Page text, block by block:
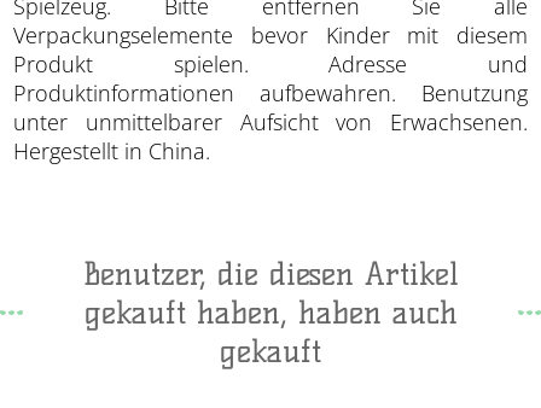
Verpackungselemente bevor Kinder mit diesem
Produkt spielen. Adresse und
Produktinformationen aufbewahren. Benutzung
unter unmittelbarer Aufsicht von Erwachsenen.
Hergestellt in China.
Benutzer, die diesen Artikel
gekauft haben, haben auch
gekauft